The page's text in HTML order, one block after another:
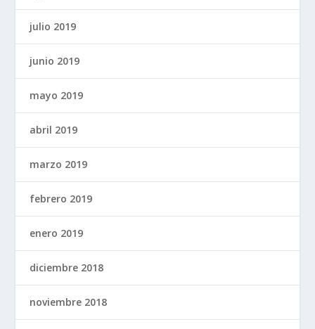
julio 2019
junio 2019
mayo 2019
abril 2019
marzo 2019
febrero 2019
enero 2019
diciembre 2018
noviembre 2018